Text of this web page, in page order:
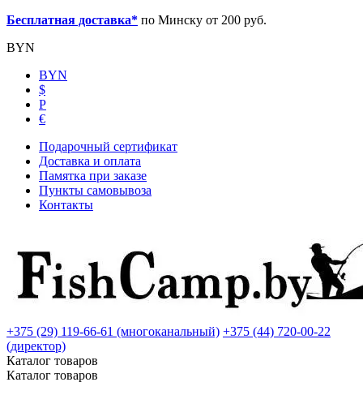
Бесплатная доставка* по Минску от 200 руб.
BYN
BYN
$
Р
€
Подарочный сертификат
Доставка и оплата
Памятка при заказе
Пункты самовывоза
Контакты
+375 (29) 119-66-61 (многоканальный) +375 (44) 720-00-22
(директор)
Каталог товаров
Каталог товаров